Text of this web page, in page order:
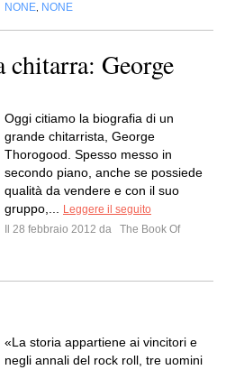
NONE NONE
chitarra: George
Oggi citiamo la biografia di un
grande chitarrista, George
Thorogood. Spesso messo in
secondo piano, anche se possiede
qualità da vendere e con il suo
gruppo,...
Leggere il seguito
Il 28 febbraio 2012 da
The Book Of
«La storia appartiene ai vincitori e
negli annali del rock roll, tre uomini